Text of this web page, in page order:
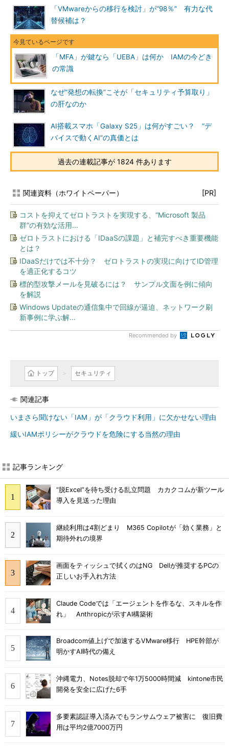
「VMwareからの移行を検討」が“98％” 有力な代
替候補は？
「MFA」が鍵なら「UEBA」は何か IAMの今どき
の常識
なぜ“発想の転換”こそが「セキュリティ予算取り」
の肝なのか
AI搭載スマホ「Galaxy S25」は何がすごい？ “デ
バイスで動くAI”の真価とは
過去の連載記事が 1824 件あります
関連資料（ホワイトペーパー） [PR]
コストを抑えてゼロトラストを実現する、“Microsoft 製品
群”の有効な活用...
ゼロトラストにおける「IDaaSの課題」と補完すべき重要機能
とは？
IDaaSだけでは不十分？ ゼロトラストの実現に向けてID管理
を適正化するコツ
標的型攻撃メールを見破るには？ サンプル文面を例に傾向
を解説
Windows Updateの通信集中で回線が逼迫、ネットワーク刷
新事例に学ぶ解...
Recommended by
トップ セキュリティ
関連記事
いまさら聞けない「IAM」が「クラウド利用」に欠かせない理由
緩いIAMポリシーがクラウドを危険にする当然の理由
記事ランキング
“脱Excel”を待ち受ける乱立問題 カカクコムが新ツール
導入を見送った理由
継続利用は4割どまり M365 Copilotが「効く業務」と
期待外れの境界
画面をティッシュで拭くのはNG Dellが推奨するPCの
正しいお手入れ方法
Claude Codeでは「エージェントを作るな、スキルを作
れ」 Anthropicが示すAI構築術
Broadcom値上げで加速するVMware移行 HPE幹部が
明かすAI時代の備え
沖縄電力、Notes脱却で年1万5000時間減 kintone市民
開発を安全に広げた6手
多要素認証導入済みでもランサムウェア被害に 復旧費
用は平均2億7000万円